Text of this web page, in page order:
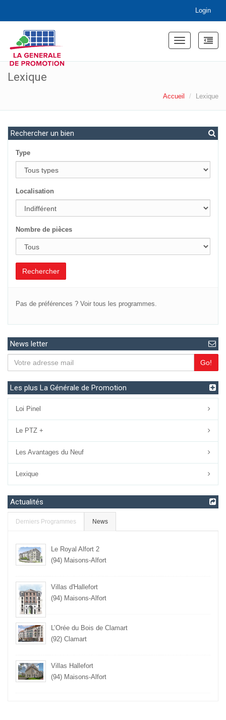
Login
Toggle
Lexique
Accueil Lexique
Rechercher un bien
Type
Localisation
Nombre de pièces
Rechercher
Pas de préférences ? Voir tous les programmes.
News letter
Go!
Les plus La Générale de Promotion
Loi Pinel
Le PTZ +
Les Avantages du Neuf
Lexique
Actualités
Derniers Programmes News
Le Royal Alfort 2
(94) Maisons-Alfort
Villas d'Hallefort
(94) Maisons-Alfort
L’Orée du Bois de Clamart
(92) Clamart
Villas Hallefort
(94) Maisons-Alfort